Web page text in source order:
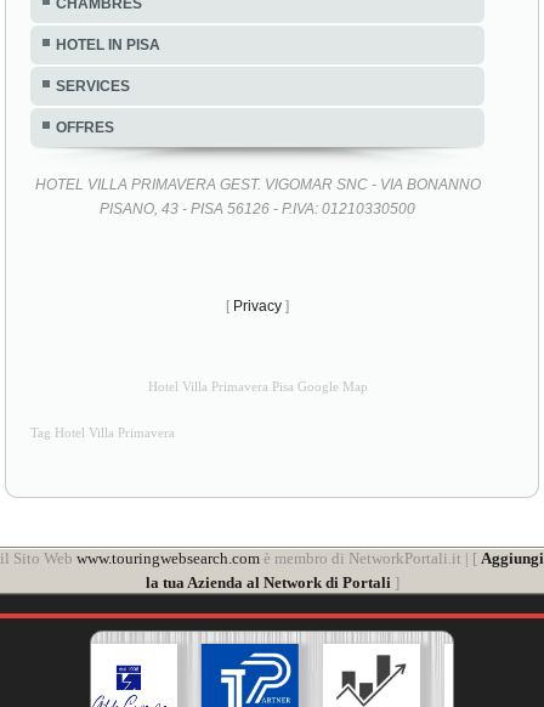
HOTEL IN PISA
SERVICES
OFFRES
HOTEL VILLA PRIMAVERA GEST. VIGOMAR SNC - VIA BONANNO
PISANO, 43 - PISA 56126 - P.IVA: 01210330500
[ Privacy ]
Hotel Villa Primavera Pisa Google Map
Tag Hotel Villa Primavera
il Sito Web www.touringwebsearch.com è membro di NetworkPortali.it | [ Aggiungi
la tua Azienda al Network di Portali ]